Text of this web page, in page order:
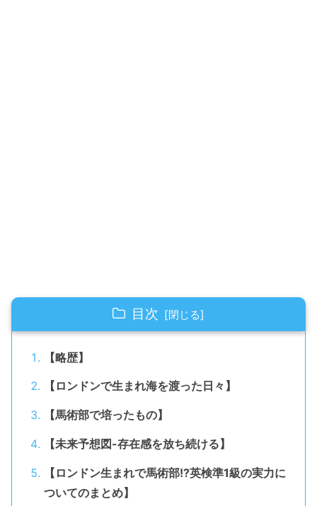
目次
【略歴】
【ロンドンで生まれ海を渡った日々】
【馬術部で培ったもの】
【未来予想図-存在感を放ち続ける】
【ロンドン生まれで馬術部!?英検準1級の実力に
ついてのまとめ】